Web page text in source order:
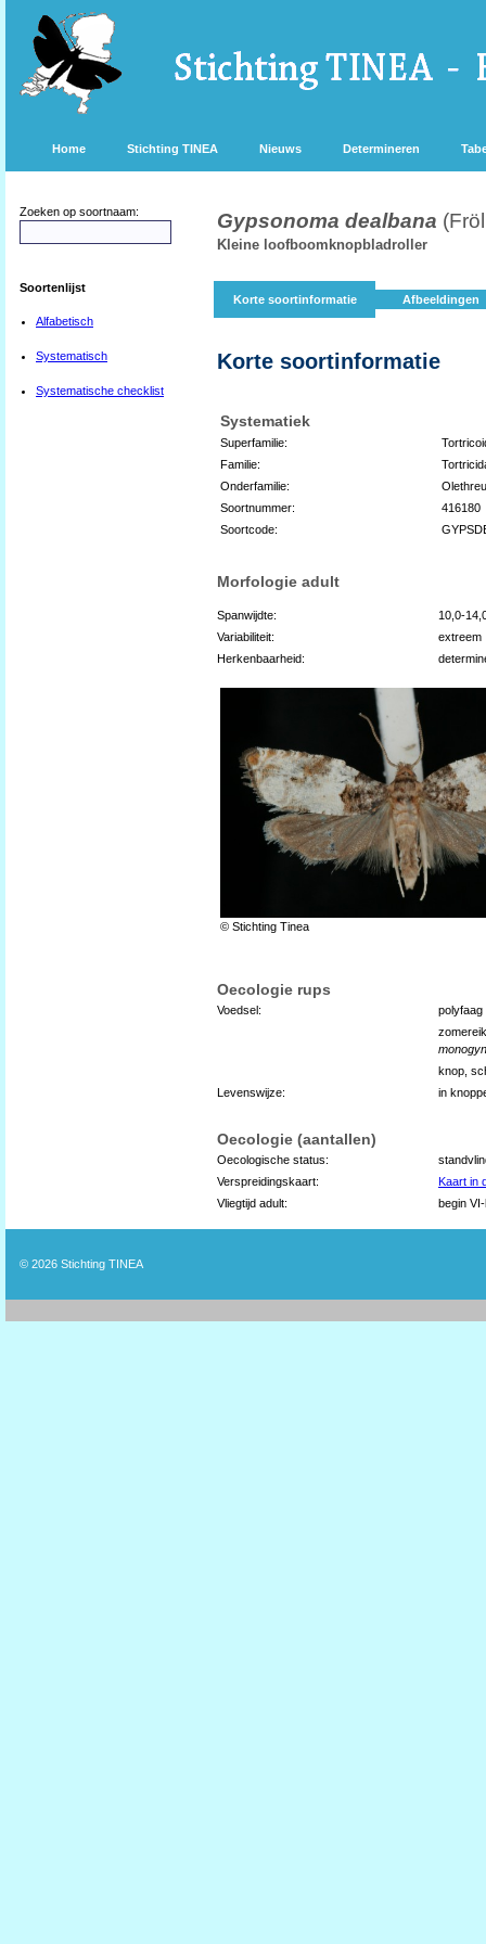
Home Stichting TINEA Nieuws Determineren
Zoeken op soortnaam:
Soortenlijst
Alfabetisch
Systematisch
Systematische checklist
Gypsonoma dealbana
Kleine loofboomknopbladroller
Korte soortinformatie Afbeeldingen
Korte soortinformatie
Systematiek
Superfamilie:
Familie:
Onderfamilie:
Soortnummer:
416180
Soortcode:
Morfologie adult
Spanwijdte:
10,0-
Variabiliteit:
extreem
Herkenbaarheid:
© Stichting Tinea
Oecologie rups
Voedsel:
polyfaag
knop,
Levenswijze:
in
Oecologie (aantallen)
Oecologische status:
Verspreidingskaart:
Kaart in
Vliegtijd adult:
begin
© 2026 Stichting TINEA